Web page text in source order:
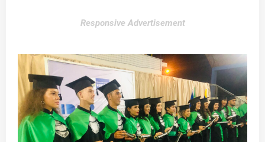
Responsive Advertisement